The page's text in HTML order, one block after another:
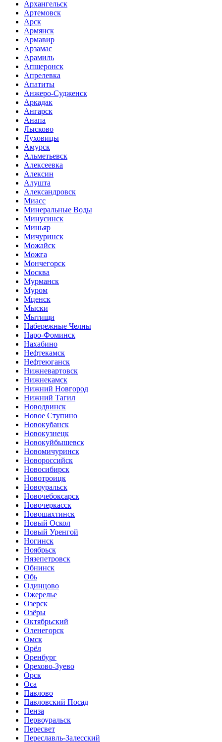
Архангельск
Артемовск
Арск
Армянск
Армавир
Арзамас
Арамиль
Апшеронск
Апрелевка
Апатиты
Анжеро-Судженск
Аркадак
Ангарск
Анапа
Лысково
Луховицы
Амурск
Альметьевск
Алексеевка
Алексин
Алушта
Александровск
Миасс
Минеральные Воды
Минусинск
Миньяр
Мичуринск
Можайск
Можга
Мончегорск
Москва
Мурманск
Муром
Мценск
Мыски
Мытищи
Набережные Челны
Наро-Фоминск
Нахабино
Нефтекамск
Нефтеюганск
Нижневартовск
Нижнекамск
Нижний Новгород
Нижний Тагил
Новодвинск
Новое Ступино
Новокубанск
Новокузнецк
Новокуйбышевск
Новомичуринск
Новороссийск
Новосибирск
Новотроицк
Новоуральск
Новочебоксарск
Новочеркасск
Новошахтинск
Новый Оскол
Новый Уренгой
Ногинск
Ноябрьск
Нязепетровск
Обнинск
Обь
Одинцово
Ожерелье
Озерск
Озёры
Октябрьский
Оленегорск
Омск
Орёл
Оренбург
Орехово-Зуево
Орск
Оса
Павлово
Павловский Посад
Пенза
Первоуральск
Пересвет
Переславль-Залесский